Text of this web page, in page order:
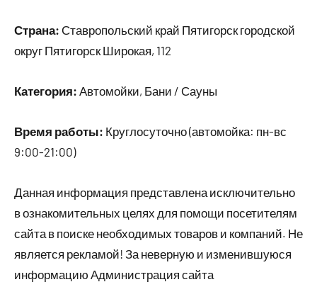
Страна: Ставропольский край Пятигорск городской
округ Пятигорск Широкая, 112
Категория: Автомойки, Бани / Сауны
Время работы: Круглосуточно (автомойка: пн-вс
9:00-21:00)
Данная информация представлена исключительно
в ознакомительных целях для помощи посетителям
сайта в поиске необходимых товаров и компаний. Не
является рекламой! За неверную и изменившуюся
информацию Администрация сайта